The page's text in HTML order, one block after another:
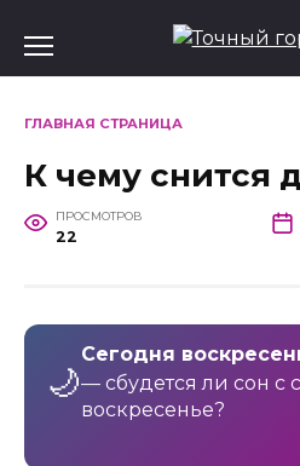
содержанию
ГЛАВНАЯ СТРАНИЦА
К чему снится
ПРОСМОТРОВ
22
🌙
Сегодня
— сбудется ли сон с
воскресенье?